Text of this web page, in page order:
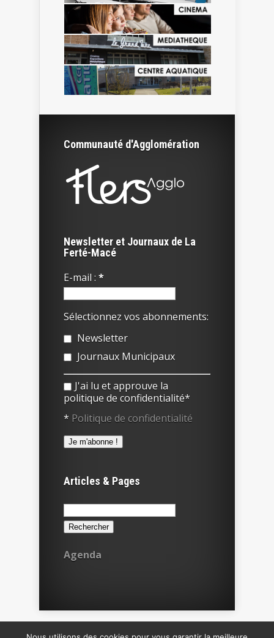
Communauté d'Agglomération
Newsletter et Journaux de La
Ferté-Macé
E-mail : *
Sélectionnez vos abonnements:
Newsletter
Journaux Municipaux
J'ai lu et approuve la
politique de confidentialité*
* Politique de confidentialité
Articles & Pages
Rechercher :
Agenda